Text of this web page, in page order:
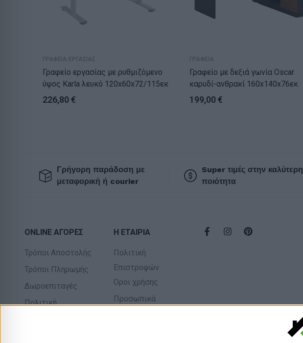
ΓΡΑΦΕΙΑ ΕΡΓΑΣΙΑΣ
Γραφείο εργασίας με ρυθμιζόμενο
ύψος Karla λευκό 120x60x72/115εκ
226,80 €
ΓΡΑΦΕΙΑ
Γραφείο με δεξιά γωνία Oscar
καρυδί-ανθρακί 160x140x76εκ
199,00 €
Γρήγορη παράδοση με
μεταφορική ή courier
Super τιμές στην καλύτερη
ποιότητα
ONLINE ΑΓΟΡΕΣ
Τρόποι Αποστολής
Τρόποι Πληρωμής
Δωροεπιταγές
Πολιτική
Η ΕΤΑΙΡΙΑ
Πολιτική
Επιστροφών
Οροι χρήσης
Προσωπικά